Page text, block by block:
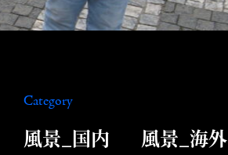
Category
風景_国内
風景_海外